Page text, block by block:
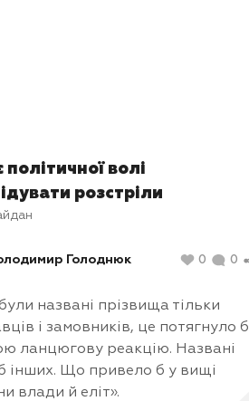
політичної волі
розстріли
Голоднюк 0 0
названі прізвища тільки
і замовників, це потягнуло б
ланцюгову реакцію. Названі
інших. Що привело б у вищі
влади й еліт».